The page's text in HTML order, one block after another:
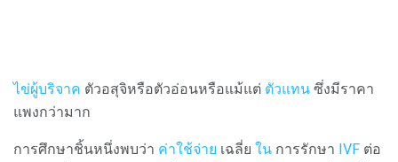
ไข่ผู้บริจาค ตัวอสุจิหรือตัวอ่อนหรือแม้แต่ ตัวแทน ซึ่งมีราคา
แพงกว่ามาก
การศึกษาชิ้นหนึ่งพบว่า ค่าใช้จ่าย เฉลี่ย ใน การรักษา IVF ต่อ